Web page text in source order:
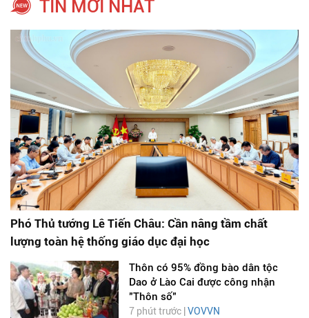
TIN MỚI NHẤT
Phó Thủ tướng Lê Tiến Châu: Cần nâng tầm chất
lượng toàn hệ thống giáo dục đại học
Thôn có 95% đồng bào dân tộc
Dao ở Lào Cai được công nhận
"Thôn số"
7 phút trước | VOVVN